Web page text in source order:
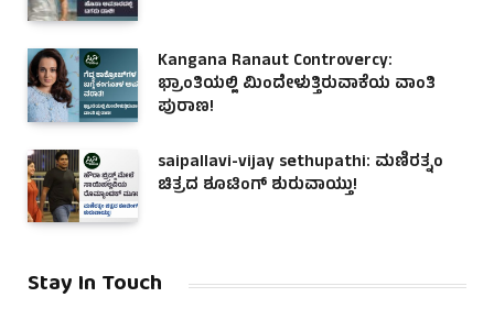
Kangana Ranaut Controvercy:
ಭ್ರಾಂತಿಯಲ್ಲಿ ಮಿಂದೇಳುತ್ತಿರುವಾಕೆಯ ವಾಂತಿ
ಪುರಾಣ!
saipallavi-vijay sethupathi: ಮಣಿರತ್ನಂ
ಚಿತ್ರದ ಶೂಟಿಂಗ್ ಶುರುವಾಯ್ತು!
Stay In Touch